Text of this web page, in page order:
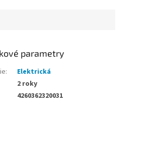
parametry
:
Elektrická
2 roky
4260362320031